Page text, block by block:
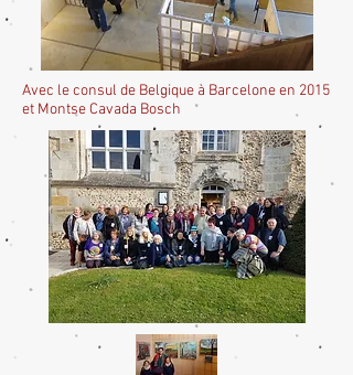
Avec le consul de Belgique à Barcelone en 2015
et Montse Cavada Bosch